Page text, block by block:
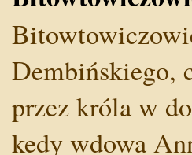
Dembińskiego,
przez króla w
kedy wdowa